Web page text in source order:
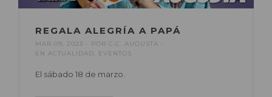
REGALA ALEGRÍA A PAPÁ
MAR 09, 2023 POR C.C. AUGUSTA
EN ACTUALIDAD EVENTOS
El sábado 18 de marzo.